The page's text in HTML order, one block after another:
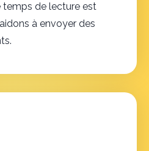
temps de lecture est
à envoyer des